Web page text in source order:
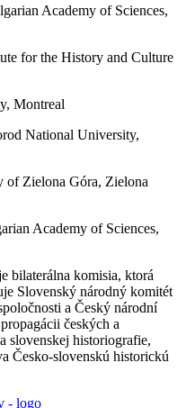
Academy of Sciences,
for the History and Culture
Montreal
National University,
of Zielona Góra, Zielona
Academy of Sciences,
bilaterálna komisia, ktorá
Slovenský národný komitét
a Český národní
českých a
slovenskej historiografie,
Česko-slovenskú historickú